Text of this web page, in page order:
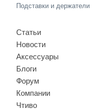
Подставки и держатели
Статьи
Новости
Аксессуары
Блоги
Форум
Компании
Чтиво